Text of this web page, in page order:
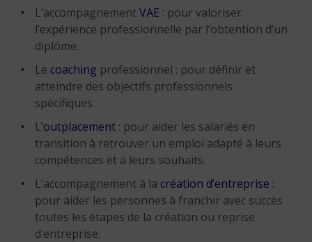
L’accompagnementVAE : pour valoriser
l’expérience professionnelle par l’obtention d’un
diplôme.
Le coaching professionnel : pour définir et
atteindre des objectifs professionnels
spécifiques.
L’outplacement : pour aider les salariés en
transition à retrouver un emploi adapté à leurs
compétences et à leurs souhaits.
L’accompagnement à la création d’entreprise :
pour aider les personnes à franchir avec succès
toutes les étapes de la création ou reprise
d’entreprise.